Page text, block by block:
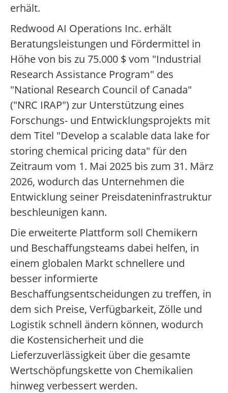
erhält.
Redwood AI Operations Inc. erhält
Beratungsleistungen und Fördermittel in
Höhe von bis zu 75.000 $ vom "Industrial
Research Assistance Program" des
"National Research Council of Canada"
("NRC IRAP") zur Unterstützung eines
Forschungs- und Entwicklungsprojekts mit
dem Titel "Develop a scalable data lake for
storing chemical pricing data" für den
Zeitraum vom 1. Mai 2025 bis zum 31. März
2026, wodurch das Unternehmen die
Entwicklung seiner Preisdateninfrastruktur
beschleunigen kann.
Die erweiterte Plattform soll Chemikern
und Beschaffungsteams dabei helfen, in
einem globalen Markt schnellere und
besser informierte
Beschaffungsentscheidungen zu treffen, in
dem sich Preise, Verfügbarkeit, Zölle und
Logistik schnell ändern können, wodurch
die Kostensicherheit und die
Lieferzuverlässigkeit über die gesamte
Wertschöpfungskette von Chemikalien
hinweg verbessert werden.